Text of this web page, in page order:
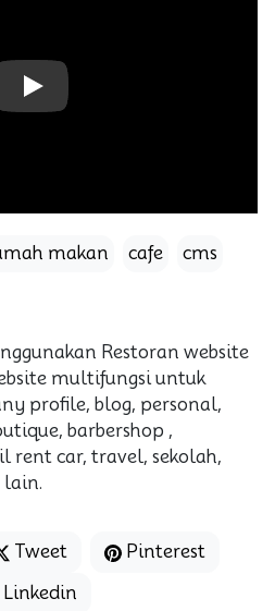
Play
makan cafe cms
Restoran website
multifungsi untuk
profile, blog, personal,
barbershop ,
rent car, travel, sekolah,
lain.
Tweet
Pinterest
Linkedin